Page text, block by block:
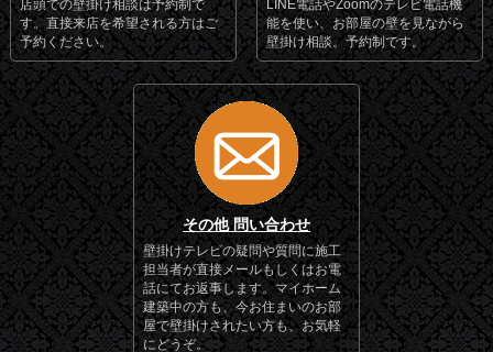
店頭での壁掛け相談は予約制で
す。直接来店を希望される方はご
予約ください。
LINE電話やZoomのテレビ電話機
能を使い、お部屋の壁を見ながら
壁掛け相談。予約制です。
その他 問い合わせ
壁掛けテレビの疑問や質問に施工
担当者が直接メールもしくはお電
話にてお返事します。マイホーム
建築中の方も、今お住まいのお部
屋で壁掛けされたい方も、お気軽
にどうぞ。